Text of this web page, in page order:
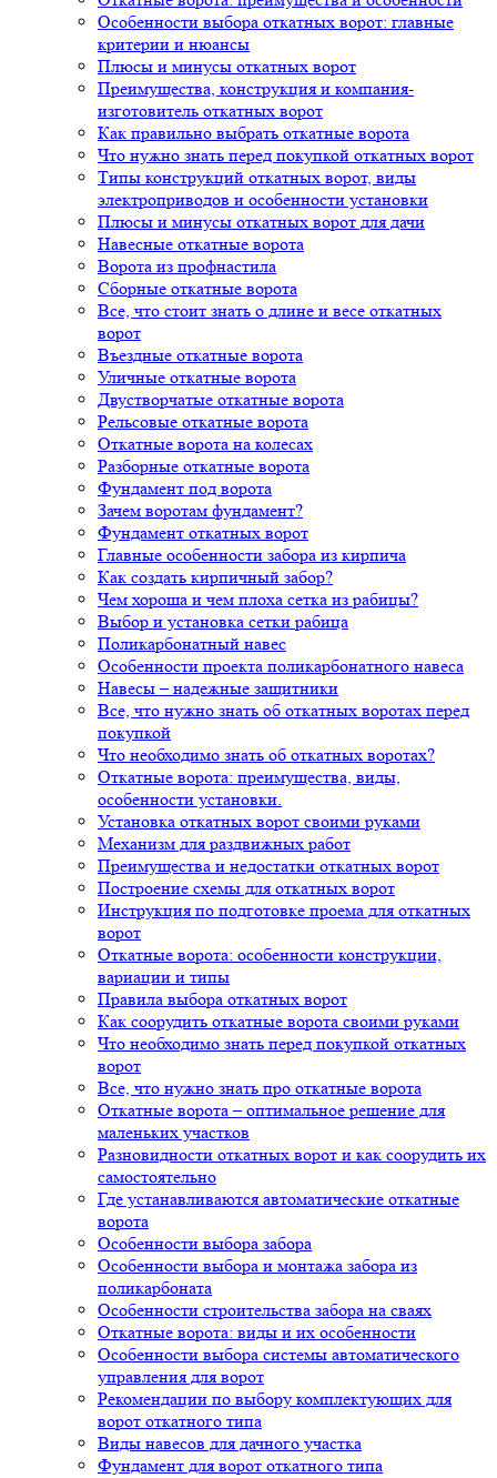
Особенности выбора откатных ворот: главные
критерии и нюансы
Плюсы и минусы откатных ворот
Преимущества, конструкция и компания-
изготовитель откатных ворот
Как правильно выбрать откатные ворота
Что нужно знать перед покупкой откатных ворот
Типы конструкций откатных ворот, виды
электроприводов и особенности установки
Плюсы и минусы откатных ворот для дачи
Навесные откатные ворота
Ворота из профнастила
Сборные откатные ворота
Все, что стоит знать о длине и весе откатных
ворот
Въездные откатные ворота
Уличные откатные ворота
Двустворчатые откатные ворота
Рельсовые откатные ворота
Откатные ворота на колесах
Разборные откатные ворота
Фундамент под ворота
Зачем воротам фундамент?
Фундамент откатных ворот
Главные особенности забора из кирпича
Как создать кирпичный забор?
Чем хороша и чем плоха сетка из рабицы?
Выбор и установка сетки рабица
Поликарбонатный навес
Особенности проекта поликарбонатного навеса
Навесы – надежные защитники
Все, что нужно знать об откатных воротах перед
покупкой
Что необходимо знать об откатных воротах?
Откатные ворота: преимущества, виды,
особенности установки.
Установка откатных ворот своими руками
Механизм для раздвижных работ
Преимущества и недостатки откатных ворот
Построение схемы для откатных ворот
Инструкция по подготовке проема для откатных
ворот
Откатные ворота: особенности конструкции,
вариации и типы
Правила выбора откатных ворот
Как соорудить откатные ворота своими руками
Что необходимо знать перед покупкой откатных
ворот
Все, что нужно знать про откатные ворота
Откатные ворота – оптимальное решение для
маленьких участков
Разновидности откатных ворот и как соорудить их
самостоятельно
Где устанавливаются автоматические откатные
ворота
Особенности выбора забора
Особенности выбора и монтажа забора из
поликарбоната
Особенности строительства забора на сваях
Откатные ворота: виды и их особенности
Особенности выбора системы автоматического
управления для ворот
Рекомендации по выбору комплектующих для
ворот откатного типа
Виды навесов для дачного участка
Фундамент для ворот откатного типа